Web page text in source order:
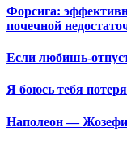
Форсига:
почечной
Если любишь-
Я боюсь тебя
Наполеон —